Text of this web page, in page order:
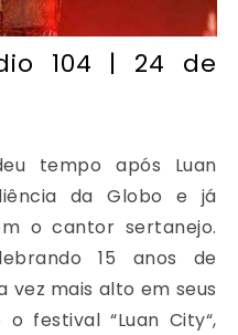
104 | 24 de
tempo após Luan
da Globo e já
o cantor sertanejo.
15 anos de
vez mais alto em seus
festival “Luan City“,